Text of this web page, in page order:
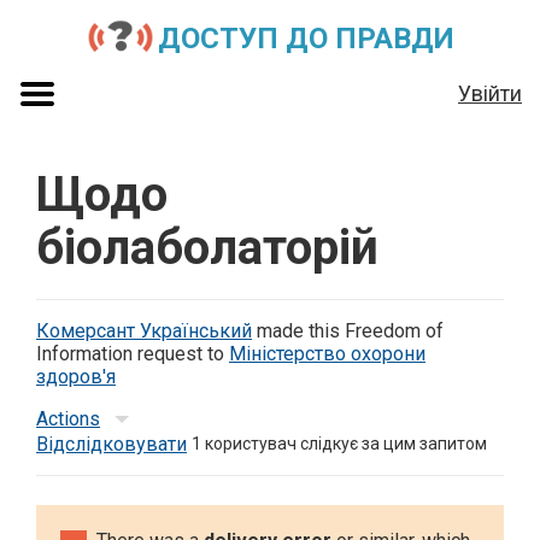
ДОСТУП ДО ПРАВДИ
Увійти
Щодо
біолаболаторій
Комерсант Український made this Freedom of
Information request to Міністерство охорони
здоров'я
Actions
Відслідковувати 1 користувач слідкує за цим запитом